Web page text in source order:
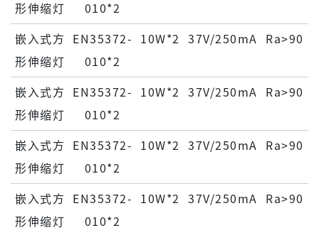
形伸缩灯
010*2
嵌⼊式⽅
形伸缩灯
EN35372-
010*2
10W*2 37V/250mA Ra>90
嵌⼊式⽅
形伸缩灯
EN35372-
010*2
10W*2 37V/250mA Ra>90
嵌⼊式⽅
形伸缩灯
EN35372-
010*2
10W*2 37V/250mA Ra>90
嵌⼊式⽅
形伸缩灯
EN35372-
010*2
10W*2 37V/250mA Ra>90